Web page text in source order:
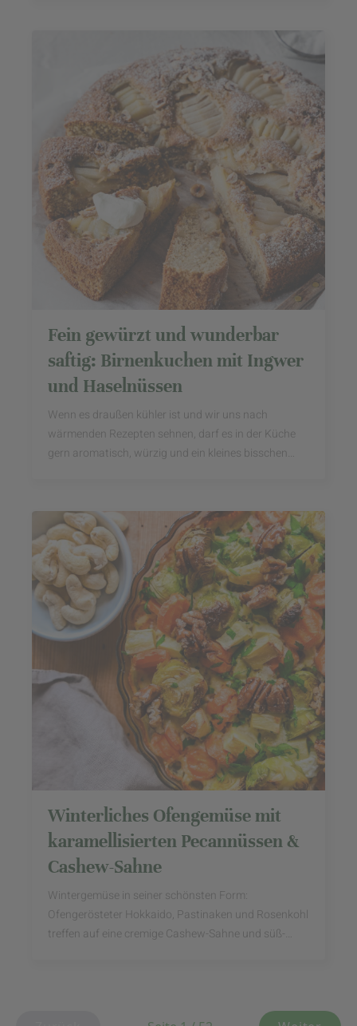
Fein gewürzt und wunderbar
saftig: Birnenkuchen mit Ingwer
und Haselnüssen
Wenn es draußen kühler ist und wir uns nach
wärmenden Rezepten sehnen, darf es in der Küche
gern aromatisch, würzig und ein kleines bisschen
Winterliches Ofengemüse mit
karamellisierten Pecannüssen &
Cashew-Sahne
Wintergemüse in seiner schönsten Form:
Ofengerösteter Hokkaido, Pastinaken und Rosenkohl
treffen auf eine cremige Cashew-Sahne und süß-